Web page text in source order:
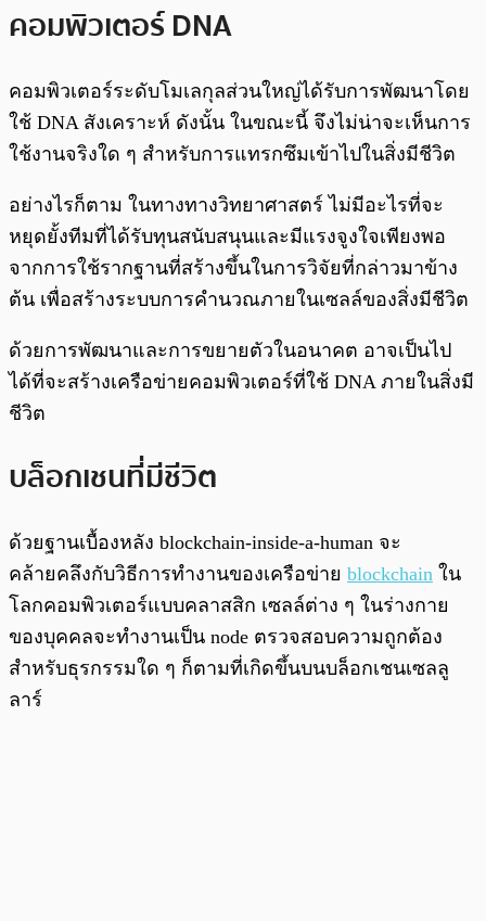
คอมพิวเตอร์ DNA
คอมพิวเตอร์ระดับโมเลกุลส่วนใหญ่ได้รับการพัฒนาโดย
ใช้ DNA สังเคราะห์ ดังนั้น ในขณะนี้ จึงไม่น่าจะเห็นการ
ใช้งานจริงใด ๆ สำหรับการแทรกซึมเข้าไปในสิ่งมีชีวิต
อย่างไรก็ตาม ในทางทางวิทยาศาสตร์ ไม่มีอะไรที่จะ
หยุดยั้งทีมที่ได้รับทุนสนับสนุนและมีแรงจูงใจเพียงพอ
จากการใช้รากฐานที่สร้างขึ้นในการวิจัยที่กล่าวมาข้าง
ต้น เพื่อสร้างระบบการคำนวณภายในเซลล์ของสิ่งมีชีวิต
ด้วยการพัฒนาและการขยายตัวในอนาคต อาจเป็นไป
ได้ที่จะสร้างเครือข่ายคอมพิวเตอร์ที่ใช้ DNA ภายในสิ่งมี
ชีวิต
บล็อกเชนที่มีชีวิต
ด้วยฐานเบื้องหลัง blockchain-inside-a-human จะ
คล้ายคลึงกับวิธีการทำงานของเครือข่าย blockchain ใน
โลกคอมพิวเตอร์แบบคลาสสิก เซลล์ต่าง ๆ ในร่างกาย
ของบุคคลจะทำงานเป็น node ตรวจสอบความถูกต้อง
สำหรับธุรกรรมใด ๆ ก็ตามที่เกิดขึ้นบนบล็อกเชนเซลลู
ลาร์